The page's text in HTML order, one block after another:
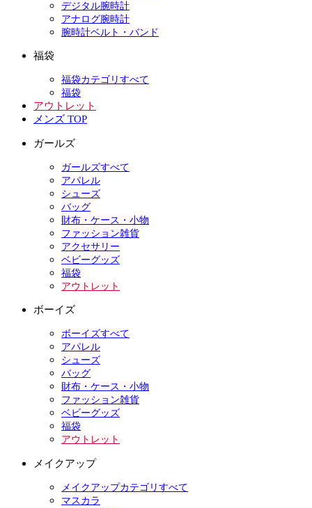
デジタル腕時計
アナログ腕時計
腕時計ベルト・バンド
福袋
福袋カテゴリすべて
福袋
アウトレット
メンズ TOP
ガールズ
ガールズすべて
アパレル
シューズ
バッグ
財布・ケース・小物
ファッション雑貨
アクセサリー
ベビーグッズ
福袋
アウトレット
ボーイズ
ボーイズすべて
アパレル
シューズ
バッグ
財布・ケース・小物
ファッション雑貨
ベビーグッズ
福袋
アウトレット
メイクアップ
メイクアップカテゴリすべて
マスカラ